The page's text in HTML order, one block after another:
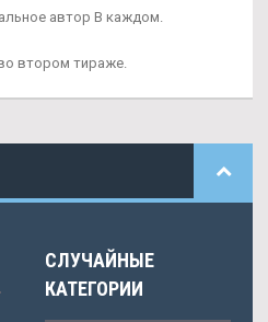
автор В каждом.
втором тираже.
СЛУЧАЙНЫЕ
КАТЕГОРИИ